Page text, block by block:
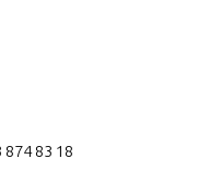
Коротеева
система»
83 18